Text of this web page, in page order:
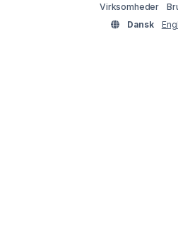
Virksomheder
Dansk